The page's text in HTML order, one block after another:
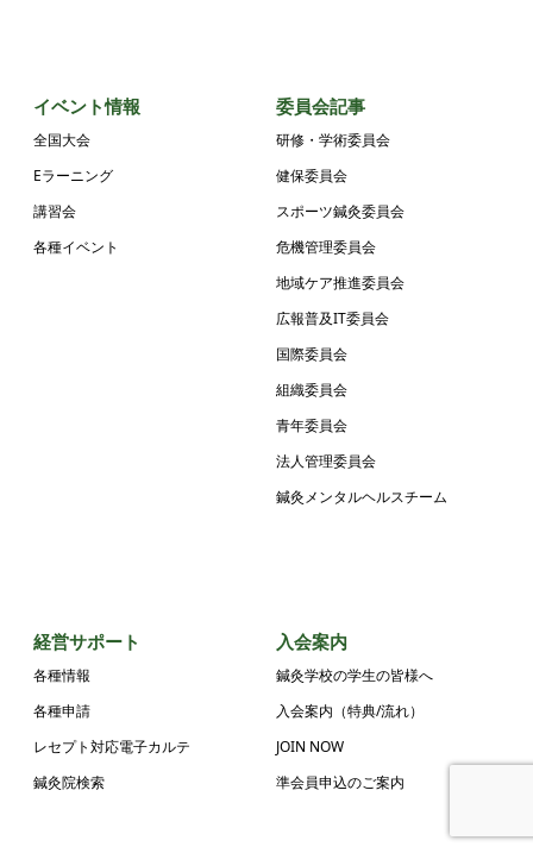
イベント情報
全国大会
Eラーニング
講習会
各種イベント
委員会記事
研修・学術委員会
健保委員会
スポーツ鍼灸委員会
危機管理委員会
地域ケア推進委員会
広報普及IT委員会
国際委員会
組織委員会
青年委員会
法人管理委員会
鍼灸メンタルヘルスチーム
経営サポート
各種情報
各種申請
レセプト対応電子カルテ
鍼灸院検索
入会案内
鍼灸学校の学生の皆様へ
入会案内（特典/流れ）
JOIN NOW
準会員申込のご案内